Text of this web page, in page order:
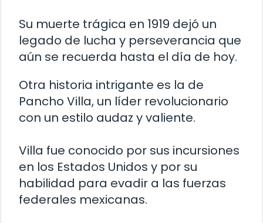
Su muerte trágica en 1919 dejó un
legado de lucha y perseverancia que
aún se recuerda hasta el día de hoy.
Otra historia intrigante es la de
Pancho Villa, un líder revolucionario
con un estilo audaz y valiente.
Villa fue conocido por sus incursiones
en los Estados Unidos y por su
habilidad para evadir a las fuerzas
federales mexicanas.